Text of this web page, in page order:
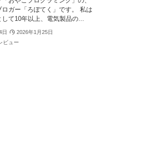
ロガー「ろぼてく」です。 私は
して10年以上、電気製品の...
日
2026年1月25日
ビュー